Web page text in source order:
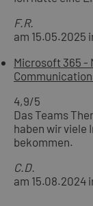
F.R.
am 15.05.2025
Microsoft 365 -
4,9/5
Das Teams
haben wir
bekommen.
C.D.
am 15.08.2024